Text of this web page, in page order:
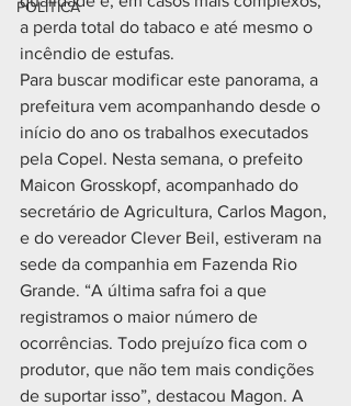
POLÍTICA
a perda total do tabaco e até mesmo o
incêndio de estufas.
Para buscar modificar este panorama, a
prefeitura vem acompanhando desde o
início do ano os trabalhos executados
pela Copel. Nesta semana, o prefeito
Maicon Grosskopf, acompanhado do
secretário de Agricultura, Carlos Magon,
e do vereador Clever Beil, estiveram na
sede da companhia em Fazenda Rio
Grande. “A última safra foi a que
registramos o maior número de
ocorrências. Todo prejuízo fica com o
produtor, que não tem mais condições
de suportar isso”, destacou Magon. A